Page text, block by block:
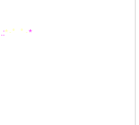
.:*･゜ﾟ･*